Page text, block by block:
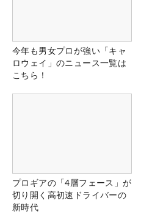
今年も男女プロが強い「キャ
ロウェイ」のニュース一覧は
こちら！
プロギアの「4層フェース」が
切り開く高初速ドライバーの
新時代